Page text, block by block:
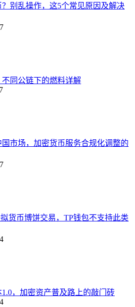
别乱操作，这5个常见原因及解决
同公链下的燃料详解
市场，加密货币服务合规化调整的
货币博饼交易，TP钱包不支持此类
，加密资产普及路上的敲门砖